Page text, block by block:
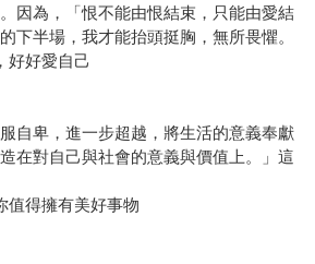
因為，「恨不能由恨結束，只能由愛結
下半場，我才能抬頭挺胸，無所畏懼。
好好愛自己
自卑，進一步超越，將生活的意義奉獻
在對自己與社會的意義與價值上。」這
值得擁有美好事物